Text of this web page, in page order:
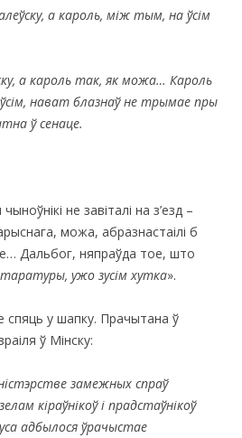
а кароль, між тым, на ўсім
а кароль так, як можа… Кароль
нават блазнаў не трымае пры
ў сенаце.
не завіталі на з’езд –
можа, абразнастаілі б
Дальбог, няпраўда тое, што
ужо зусім хутка».
спяць у шапку. Прачытана ў
ў Мінску:
замежных спраў
кіраўнікоў і прадстаўнікоў
адбылося ўрачыстае